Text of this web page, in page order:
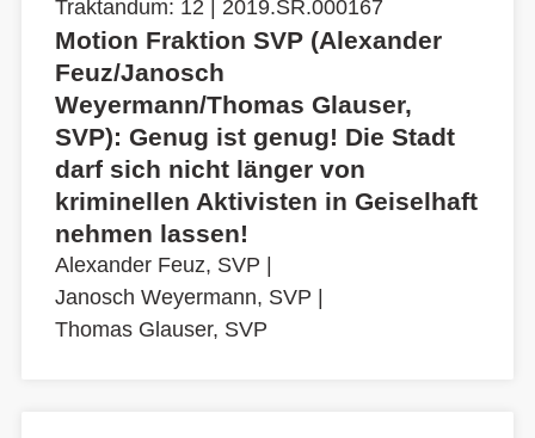
Traktandum: 12 | 2019.SR.000167
Motion Fraktion SVP (Alexander
Feuz/Janosch
Weyermann/Thomas Glauser,
SVP): Genug ist genug! Die Stadt
darf sich nicht länger von
kriminellen Aktivisten in Geiselhaft
nehmen lassen!
Alexander Feuz, SVP
Janosch Weyermann, SVP
Thomas Glauser, SVP